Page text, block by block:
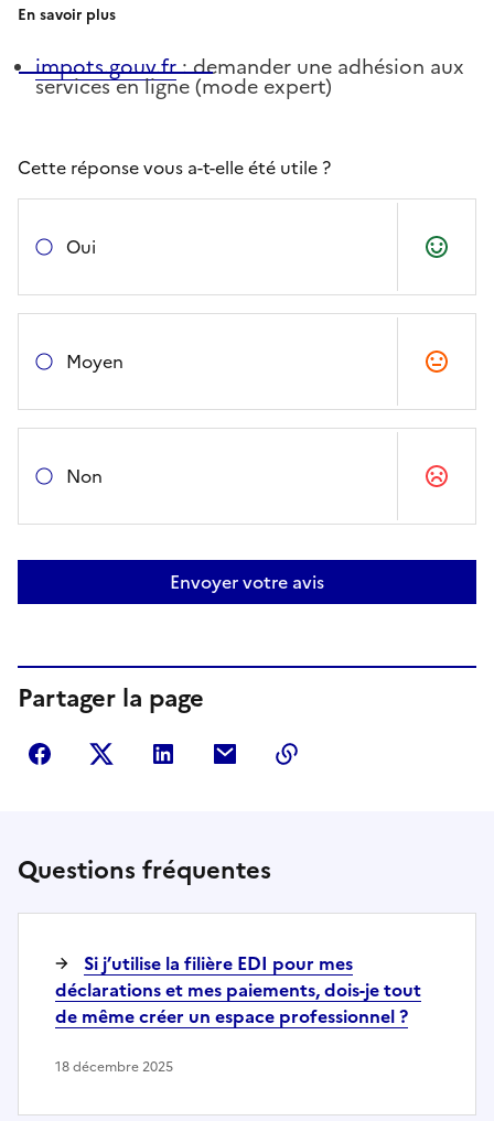
En savoir plus
impots.gouv.fr: demander une adhésion aux
services en ligne (mode expert)
Cette réponse vous a-t-elle été utile ?
Oui
Moyen
Non
Envoyer votre avis
Partager la page
Partager sur Facebook
Partager sur Twitter
Partager sur LinkedIn
Partager par courriel
Questions fréquentes
Si j’utilise la filière EDI pour mes
déclarations et mes paiements, dois-je tout
de même créer un espace professionnel ?
18 décembre 2025